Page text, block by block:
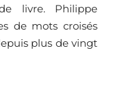
livre. Philippe
de mots croisés
plus de vingt